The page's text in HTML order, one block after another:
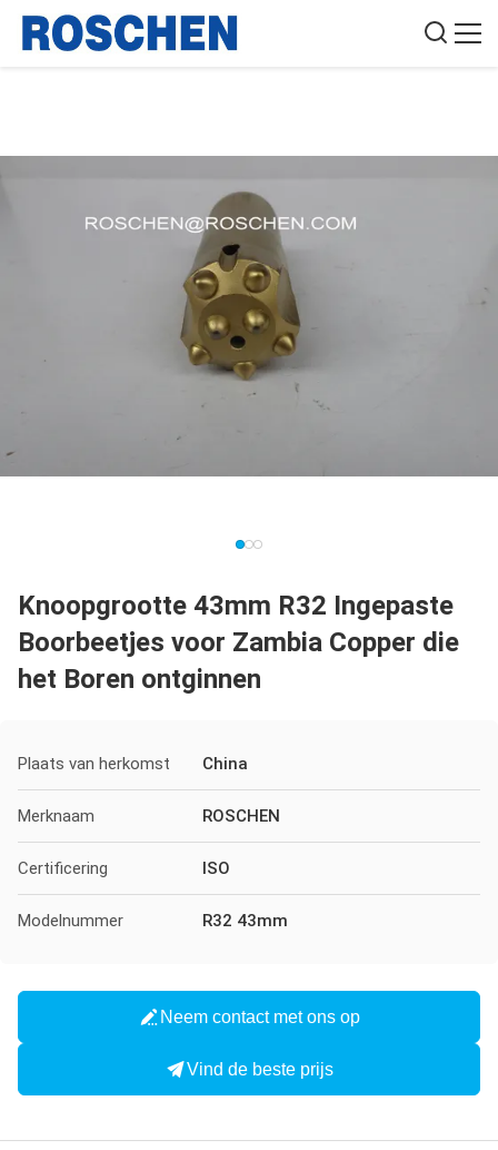
Knoopgrootte 43mm R32 Ingepaste
Boorbeetjes voor Zambia Copper die
het Boren ontginnen
Plaats van herkomst China
Merknaam ROSCHEN
Certificering ISO
Modelnummer R32 43mm
Neem contact met ons op
Vind de beste prijs